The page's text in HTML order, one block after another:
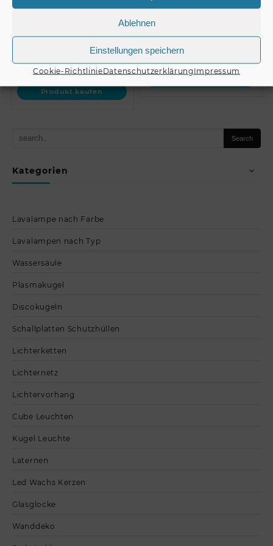
Ablehnen
Einstellungen speichern
Cookie-RichtlinieDatenschutzerklärung Impressum
Kategorien
Lavalampe nach Farbe
Lavalampen nach Typ
Wassersäule
Plasmakugel
Discokugeln
Schallplatten Schutzhüllen
Lichterketten
Lichternetz
Lichtervorhang
Cube Leuchten
Kugel Leuchte
Laternen
Led Wachs Kerzen
Glasglocke
Wanddeko
Produkt kaufen
5cm in blister
€2,90
Produkt kaufen